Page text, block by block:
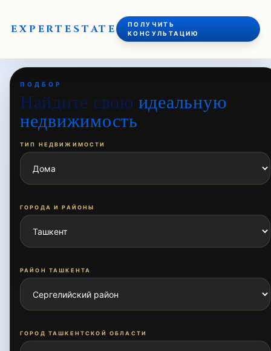
EXPERTESTATE
ПОЛУЧИТЬ
КОНСУЛЬТАЦИЮ
ПОДБОР
Найдите свою идеальную
недвижимость
ТИП НЕДВИЖИМОСТИ
ГОРОДА И РАЙОНЫ
РАЙОН ТАШКЕНТА
ГОРОД ТАШКЕНТСКОЙ ОБЛАСТИ